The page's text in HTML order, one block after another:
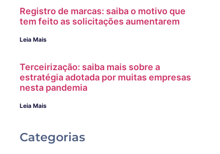
Registro de marcas: saiba o motivo que
tem feito as solicitações aumentarem
Leia Mais
Terceirização: saiba mais sobre a
estratégia adotada por muitas empresas
nesta pandemia
Leia Mais
Categorias